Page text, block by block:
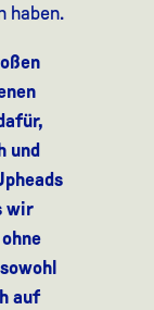
haben.
und
wir
auf